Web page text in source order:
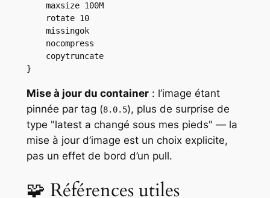
    maxsize 100M
    rotate 10
    missingok
    nocompress
    copytruncate
}
Mise à jour du container: l’image étant
pinnée par tag (8.0.5), plus de surprise de
type "latest a changé sous mes pieds" — la
mise à jour d’image est un choix explicite,
pas un effet de bord d’un pull.
🧩 Références utiles